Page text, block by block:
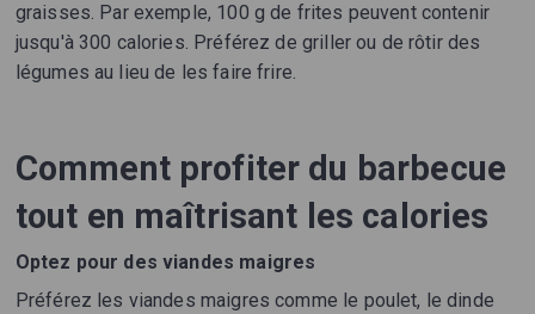
graisses. Par exemple, 100 g de frites peuvent contenir
jusqu'à 300 calories. Préférez de griller ou de rôtir des
légumes au lieu de les faire frire.
Comment profiter du barbecue
tout en maîtrisant les calories
Optez pour des viandes maigres
Préférez les viandes maigres comme le poulet, le dinde